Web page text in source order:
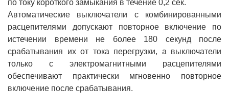
по току короткого замыкания в течение 0,2 сек.
Автоматические выключатели с комбинированными
расцепителями допускают повторное включение по
истечении времени не более 180 секунд после
срабатывания их от тока перегрузки, а выключатели
только с электромагнитными расцепителями
обеспечивают практически мгновенно повторное
включение после срабатывания.